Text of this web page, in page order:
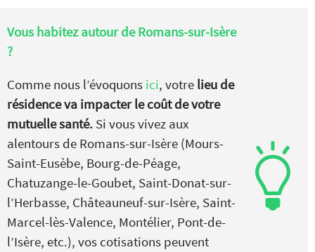
Vous habitez autour deRomans-sur-Isère
?
Comme nous l’évoquons ici, votre lieu de
résidence va impacter le coût de votre
mutuelle santé. Si vous vivez aux
alentours de Romans-sur-Isère (Mours-
Saint-Eusèbe, Bourg-de-Péage,
Chatuzange-le-Goubet, Saint-Donat-sur-
l’Herbasse, Châteauneuf-sur-Isère, Saint-
Marcel-lès-Valence, Montélier, Pont-de-
l’Isère, etc.), vos cotisations peuvent